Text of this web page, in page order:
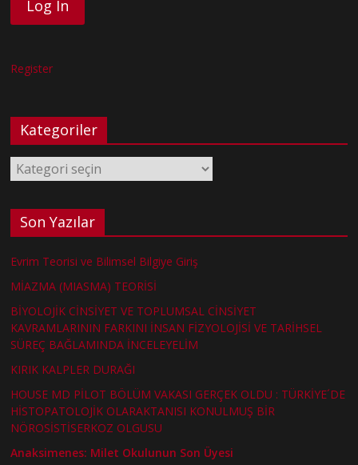
Register
Kategoriler
Kategoriler
Son Yazılar
Evrim Teorisi ve Bilimsel Bilgiye Giriş
MİAZMA (MIASMA) TEORİSİ
BİYOLOJİK CİNSİYET VE TOPLUMSAL CİNSİYET
KAVRAMLARININ FARKINI İNSAN FİZYOLOJİSİ VE TARİHSEL
SÜREÇ BAĞLAMINDA İNCELEYELİM
KIRIK KALPLER DURAĞI
HOUSE MD PİLOT BÖLÜM VAKASI GERÇEK OLDU : TÜRKİYE´DE
HİSTOPATOLOJİK OLARAKTANISI KONULMUŞ BİR
NÖROSİSTİSERKOZ OLGUSU
Anaksimenes: Milet Okulunun Son Üyesi